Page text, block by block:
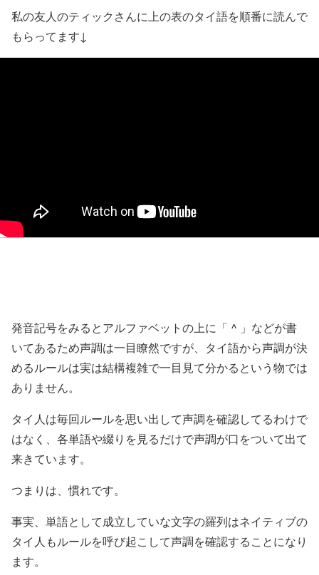
私の友人のティックさんに上の表のタイ語を順番に読んで
もらってます↓
発音記号をみるとアルファベットの上に「 ^ 」などが書
いてあるため声調は一目瞭然ですが、タイ語から声調が決
めるルールは実は結構複雑で一目見て分かるという物では
ありません。
タイ人は毎回ルールを思い出して声調を確認してるわけで
はなく、各単語や綴りを見るだけで声調が口をついて出て
来きています。
つまりは、慣れです。
事実、単語として成立していな文字の羅列はネイティブの
タイ人もルールを呼び起こして声調を確認することになり
ます。